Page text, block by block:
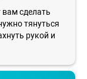
вам сделать
тянуться
рукой и